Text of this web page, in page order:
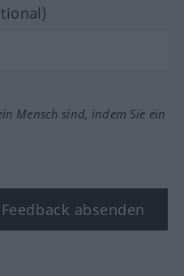
Mensch sind, indem Sie ein
Feedback absenden